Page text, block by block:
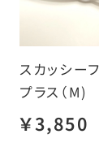
スカッシー
プラス（
￥3,850